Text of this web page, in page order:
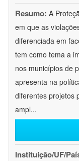
Resumo: A
em que as
diferenciada em
tem como tema a
nos municípios de
apresenta na
diferentes projetos
ampl...
Instituição/UF/